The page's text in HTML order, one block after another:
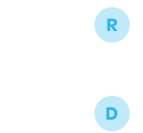
R
D